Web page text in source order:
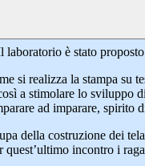
è stato
si realizza la stampa
a stimolare lo
ad imparare,
della costruzione dei
incontro i